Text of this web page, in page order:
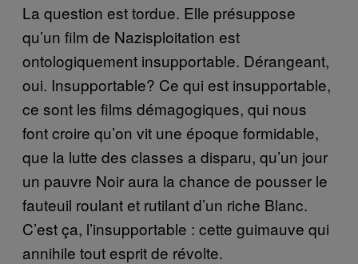
La question est tordue. Elle présuppose
qu’un film de Nazisploitation est
ontologiquement insupportable. Dérangeant,
oui. Insupportable? Ce qui est insupportable,
ce sont les films démagogiques, qui nous
font croire qu’on vit une époque formidable,
que la lutte des classes a disparu, qu’un jour
un pauvre Noir aura la chance de pousser le
fauteuil roulant et rutilant d’un riche Blanc.
C’est ça, l’insupportable : cette guimauve qui
annihile tout esprit de révolte.